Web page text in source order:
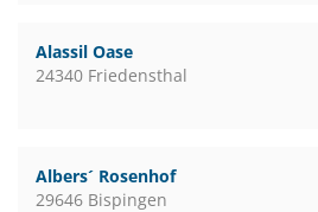
Alassil Oase
24340 Friedensthal
Albers´ Rosenhof
29646 Bispingen